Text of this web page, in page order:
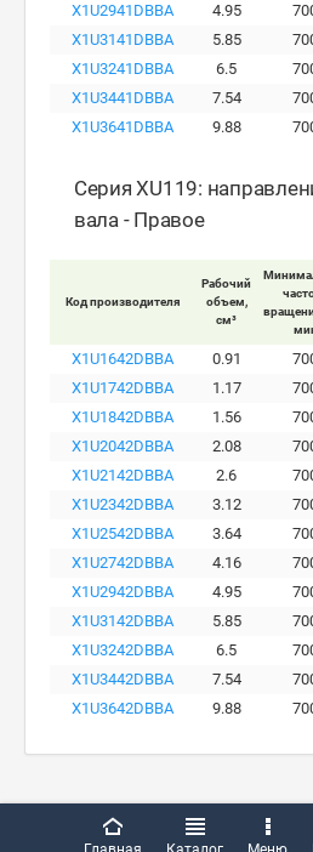
X1U2941DBBA
4.95
X1U3141DBBA
5.85
X1U3241DBBA
6.5
X1U3441DBBA
7.54
X1U3641DBBA
9.88
Серия XU119:
вала - Правое
Код производителя
Рабочий
объем,
см³
X1U1642DBBA 0.91
X1U1742DBBA
1.17
X1U1842DBBA
1.56
X1U2042DBBA
2.08
X1U2142DBBA
2.6
X1U2342DBBA
3.12
X1U2542DBBA
3.64
X1U2742DBBA
4.16
X1U2942DBBA
4.95
X1U3142DBBA
5.85
X1U3242DBBA
6.5
X1U3442DBBA
7.54
X1U3642DBBA
9.88